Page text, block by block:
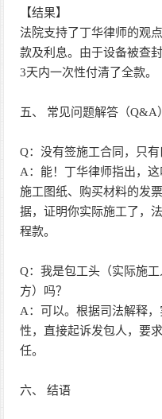
【结果】
法院支持了丁华律师的观
款及利息。由于设备被查
3天内一次性付清了全款。
五、 常见问题解答（Q&A
Q：没有签施工合同，只有
A：能！丁华律师指出，
施工图纸、购买材料的发
据，证明你实际施工了，
程款。
Q：我是包工头（实际施
方）吗？
A：可以。根据司法解释
性，直接起诉发包人，要
任。
六、 结语